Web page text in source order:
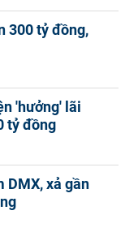
300 tỷ đồng,
'hưởng' lãi
tỷ đồng
DMX, xả gần